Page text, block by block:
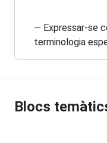
— Expressar-se
terminologia
Blocs